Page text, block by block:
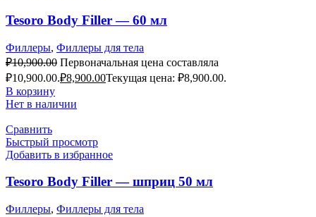
Tesoro Body Filler — 60 мл
Филлеры, Филлеры для тела
₽10,900.00 Первоначальная цена составляла
₽10,900.00.₽8,900.00Текущая цена: ₽8,900.00.
В корзину
Нет в наличии
Сравнить
Быстрый просмотр
Добавить в избранное
Tesoro Body Filler — шприц 50 мл
Филлеры, Филлеры для тела